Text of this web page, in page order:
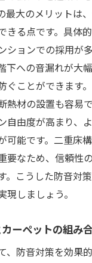
最大のメリットは
きる点です。具体
ションでの採用が
下への音漏れが大
ぐことができます
熱材の設置も容易
自由度が高まり、
可能です。二重床
要なため、信頼性
。こうした防音対
しましょう。
ーペットの組み
、防音対策を効果